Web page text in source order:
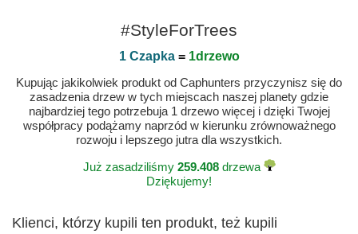
#StyleForTrees
1 Czapka= 1drzewo
Kupując jakikolwiek produkt od Caphunters przyczynisz się do
zasadzenia drzew w tych miejscach naszej planety gdzie
najbardziej tego potrzebuja 1 drzewo więcej i dzięki Twojej
współpracy podążamy naprzód w kierunku zrównoważnego
rozwoju i lepszego jutra dla wszystkich.
Już zasadziliśmy 259.408drzewa
Dziękujemy!
Klienci, którzy kupili ten produkt, też kupili